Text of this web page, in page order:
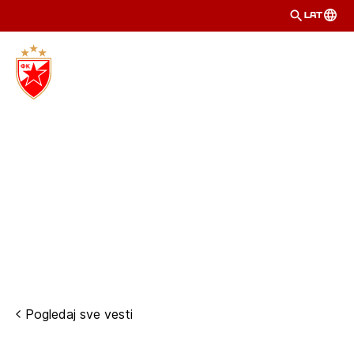
LAT
Pogledaj sve vesti